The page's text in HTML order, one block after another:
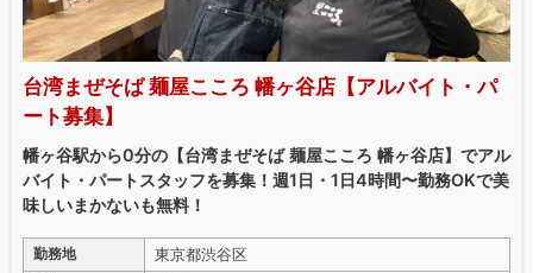
台湾まぜそば 麺屋こころ 幡ヶ谷店【アルバイト・パ
ート募集】
幡ヶ谷駅から0分の【台湾まぜそば 麺屋こころ 幡ヶ谷店】でアル
バイト・パートスタッフを募集！週1日・1日4時間〜勤務OKで美
味しいまかないも無料！
勤務地 東京都渋谷区